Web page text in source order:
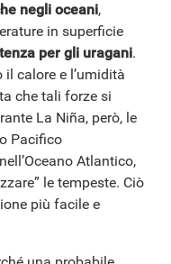
negli oceani,
in superficie
per gli uragani.
calore e l’umidità
che tali forze si
La Niña, però, le
Pacifico
Atlantico,
le tempeste. Ciò
più facile e